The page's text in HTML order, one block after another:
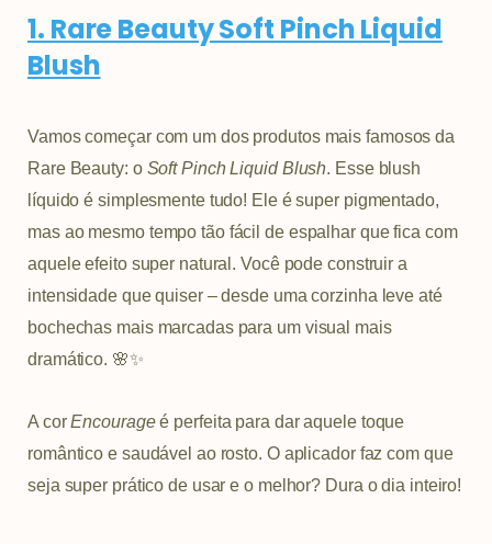
1. Rare Beauty Soft Pinch Liquid
Blush
Vamos começar com um dos produtos mais famosos da
Rare Beauty: o Soft Pinch Liquid Blush. Esse blush
líquido é simplesmente tudo! Ele é super pigmentado,
mas ao mesmo tempo tão fácil de espalhar que fica com
aquele efeito super natural. Você pode construir a
intensidade que quiser – desde uma corzinha leve até
bochechas mais marcadas para um visual mais
dramático. 🌸✨
A corEncourageé perfeita para dar aquele toque
romântico e saudável ao rosto. O aplicador faz com que
seja super prático de usar e o melhor? Dura o dia inteiro!